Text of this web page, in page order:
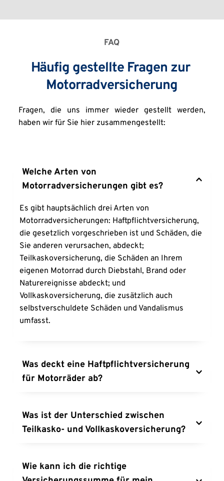
FAQ
Häufig gestellte Fragen zur
Motorradversicherung
Fragen, die uns immer wieder gestellt werden,
haben wir für Sie hier zusammengestellt:
Welche Arten von
Motorradversicherungen gibt es?
Es gibt hauptsächlich drei Arten von
Motorradversicherungen: Haftpflichtversicherung,
die gesetzlich vorgeschrieben ist und Schäden, die
Sie anderen verursachen, abdeckt;
Teilkaskoversicherung, die Schäden an Ihrem
eigenen Motorrad durch Diebstahl, Brand oder
Naturereignisse abdeckt; und
Vollkaskoversicherung, die zusätzlich auch
selbstverschuldete Schäden und Vandalismus
umfasst.
Was deckt eine Haftpflichtversicherung
für Motorräder ab?
für Schäden, die Sie mit Ihrem Motorrad anderen
Personen oder deren Eigentum zufügen. Dies
Was ist der Unterschied zwischen
Teilkasko- und Vollkaskoversicherung?
eigenen Motorrad ab, die durch bestimmte
Ereignisse wie Diebstahl, Brand, Sturm oder
Wie kann ich die richtige